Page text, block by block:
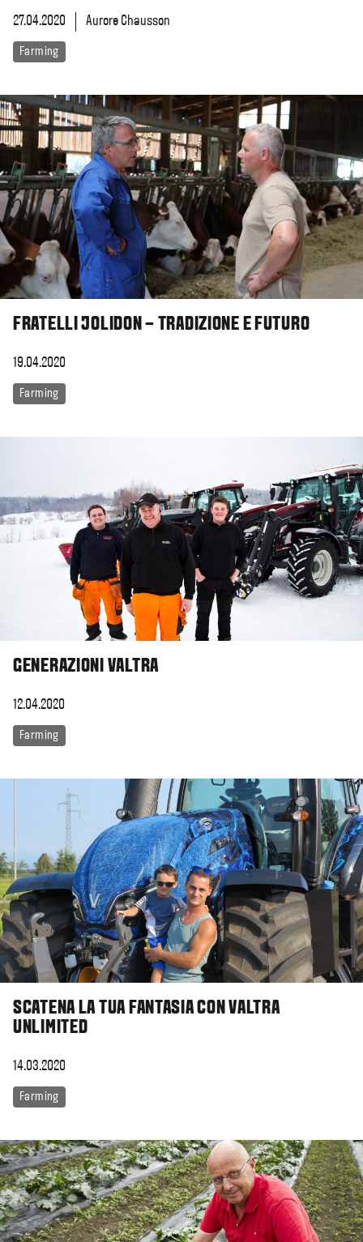
27.04.2020 Aurore Chausson
Farming
FRATELLI JOLIDON – TRADIZIONE E FUTURO
19.04.2020
Farming
GENERAZIONI VALTRA
12.04.2020
Farming
SCATENA LA TUA FANTASIA CON VALTRA
UNLIMITED
14.03.2020
Farming